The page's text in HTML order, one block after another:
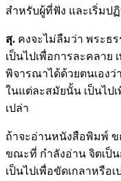
สำหรับผู้ที่ฟัง และเริ่มป
สุ. คงจะไม่ลืมว่า พระธ
เป็นไปเพื่อการละคลาย
พิจารณาได้ด้วยตนเองว่
ในแต่ละสมัยนั้น เป็นไป
เปล่า
ถ้าจะอ่านหนังสือพิมพ์ ข
ขณะที่ กำลังอ่าน จิตเป็
เป็นไปเพื่อขัดเกลาหรือ